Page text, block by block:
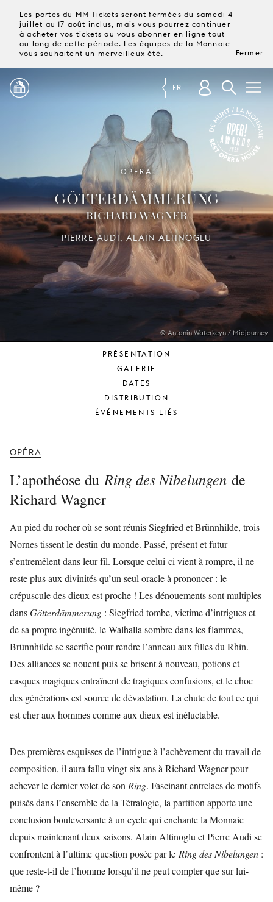
Les portes du MM Tickets seront fermées du samedi 4
juillet au 17 août inclus, mais vous pourrez continuer
à acheter vos tickets ou vous abonner en ligne tout
au long de cette période. Les équipes de la Monnaie
vous souhaitent un merveilleux été.
Fermer
PROGRAMME
MAGAZINE
TICKETS &
ABONNEMENTS
VOTRE
VISITE
JEUNE
PUBLIC
LA
MONNAIE
SOUTENIR
FR
© Antonin Waterkeyn / Midjourney
OPER! AWARDS 2025
OPÉRA
GÖTTER­DÄMMERUNG
RICHARD WAGNER
PIERRE AUDI, ALAIN ALTINOGLU
PRÉSENTATION
GALERIE
DATES
DISTRIBUTION
ÉVÉNEMENTS LIÉS
OPÉRA
L’apothéose duRing des Nibelungen de
Richard Wagner
Au pied du rocher où se sont réunis Siegfried et Brünnhilde, trois
Nornes tissent le destin du monde. Passé, présent et futur
s’entremêlent dans leur fil. Lorsque celui-ci vient à rompre, il ne
reste plus aux divinités qu’un seul oracle à prononcer : le
crépuscule des dieux est proche ! Les dénouements sont multiples
dansGötterdämmerung : Siegfried tombe, victime d’intrigues et
de sa propre ingénuité, le Walhalla sombre dans les flammes,
Brünnhilde se sacrifie pour rendre l’anneau aux filles du Rhin.
Des alliances se nouent puis se brisent à nouveau, potions et
casques magiques entraînent de tragiques confusions, et le choc
des générations est source de dévastation. La chute de tout ce qui
est cher aux hommes comme aux dieux est inéluctable.
Des premières esquisses de l’intrigue à l’achèvement du travail de
composition, il aura fallu vingt-six ans à Richard Wagner pour
achever le dernier volet de son Ring. Fascinant entrelacs de motifs
puisés dans l’ensemble de la Tétralogie, la partition apporte une
conclusion bouleversante à un cycle qui enchante la Monnaie
depuis maintenant deux saisons. Alain Altinoglu et Pierre Audi se
confrontent à l’ultime question posée par le Ring des Nibelungen :
que reste-t-il de l’homme lorsqu’il ne peut compter que sur lui-
même ?